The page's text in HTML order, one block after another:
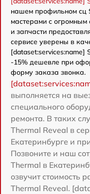
нашем профильном сц
мастерами с огромным
и запчасти
сервисе уверены в
[dataset:services:name]
-15% дешевле при
форму заказа звонка.
выполняется на
специального
ремонта. В таких
Thermal Reveal в
Екатеринбурге и
Позвоните и наш
Thermal в
озвучит стоимость
Thermal Reveal.